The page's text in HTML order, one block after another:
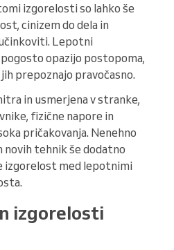
izgorelosti so lahko še
cinizem do dela in
Lepotni
opazijo postopoma,
prepoznajo pravočasno.
in usmerjena v stranke,
fizične napore in
pričakovanja. Nenehno
tehnik še dodatno
izgorelost med lepotnimi
izgorelosti